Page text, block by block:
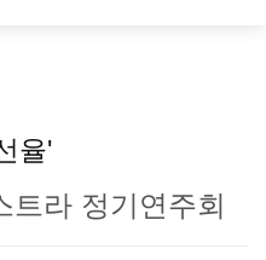
율'
트라 정기연주회